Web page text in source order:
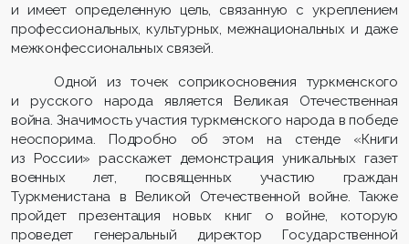
и имеет определенную цель, связанную с укреплением
профессиональных, культурных, межнациональных и даже
межконфессиональных связей.
Одной из точек соприкосновения туркменского
и русского народа является Великая Отечественная
война. Значимость участия туркменского народа в победе
неоспорима. Подробно об этом на стенде «Книги
из России» расскажет демонстрация уникальных газет
военных лет, посвященных участию граждан
Туркменистана в Великой Отечественной войне. Также
пройдет презентация новых книг о войне, которую
проведет генеральный директор Государственной